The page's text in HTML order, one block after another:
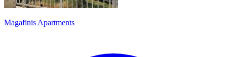
Magafinis Apartments